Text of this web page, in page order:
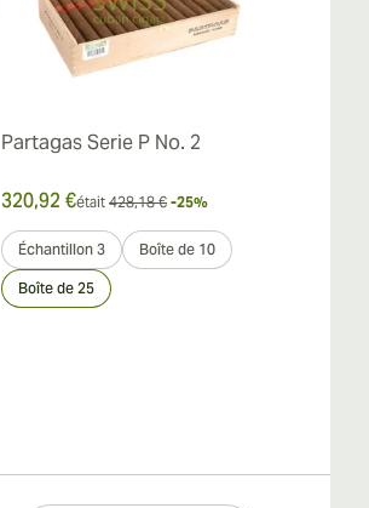
Partagas Serie P No. 2
320,92 €était 428,18 € -25%
Échantillon 3 Boîte de 10
Boîte de 25